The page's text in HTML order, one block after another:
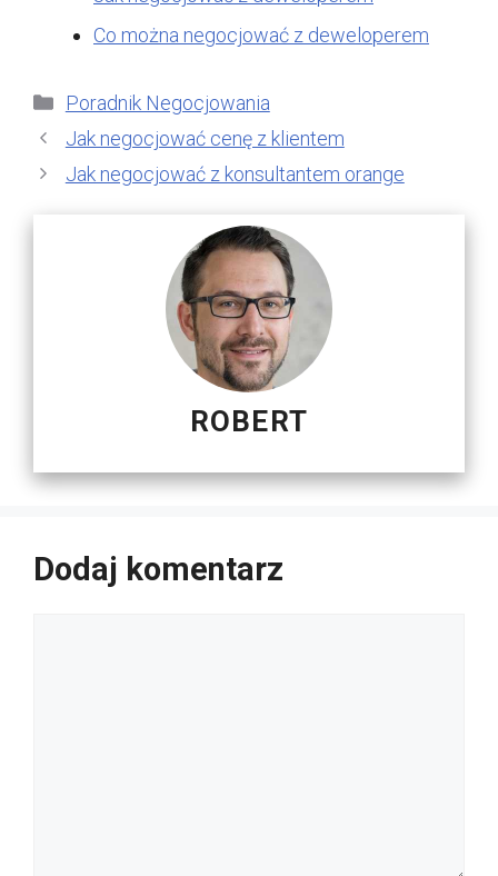
Co można negocjować z deweloperem
Kategorie
Poradnik Negocjowania
Jak negocjować cenę z klientem
Jak negocjować z konsultantem orange
ROBERT
Dodaj komentarz